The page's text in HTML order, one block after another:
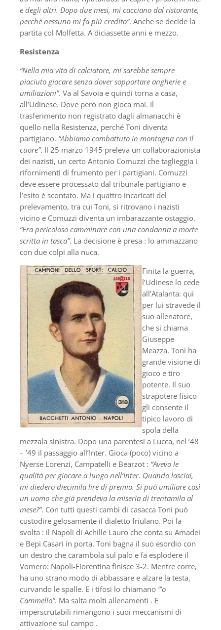
e degli altri. Dopo due mesi, mi cacciano dal ristorante,
perché nessuno mi fa più credito”. Anche se decide la
partita col Molfetta. A diciassette anni e mezzo.
Resistenza
“Nella mia vita di calciatore, mi sarebbe sempre
piaciuto giocare senza dover sopportare angherie e
umiliazioni”. Va al Savoia e quindi torna a casa,
all’Udinese. Dove però non gioca mai. Il
trasferimento non registrato dagli almanacchi è
quello nella Resistenza, perché Toni diventa
partigiano. “Abbiamo combattuto in montagna con il
cuore”. Il 25 marzo 1945 preleva un collaborazionista
dei nazisti, un certo Antonio Comuzzi che taglieggia i
rifornimenti di frumento per i partigiani. Comuzzi
deve essere processato dal tribunale partigiano e
l’esito è scontato. Ma i quattro incaricati del
prelevamento, tra cui Toni, si ritrovano i nazisti
vicino e Comuzzi diventa un imbarazzante ostaggio.
“Era pericoloso camminare con una condanna a morte
scritta in tasca”. La decisione è presa : lo ammazzano
con due colpi alla nuca.
Finita la guerra,
l’Udinese lo cede
all’Atalanta: qui
per lui stravede il
suo allenatore,
che si chiama
Giuseppe
Meazza. Toni ha
grande visione di
gioco e tiro
potente. Il suo
strapotere fisico
gli consente il
tipico lavoro di
spola della
mezzala sinistra. Dopo una parentesi a Lucca, nel ’48
– ’49 il passaggio all’Inter. Gioca (poco) vicino a
Nyerse Lorenzi, Campatelli e Bearzot : “Avevo le
qualità per giocare a lungo nell’Inter. Quando lasciai,
mi diedero diecimila lire di premio. Si può umiliare così
un uomo che già prendeva la miseria di trentamila al
mese?”. Con tutti questi cambi di casacca Toni può
custodire gelosamente il dialetto friulano. Poi la
svolta : il Napoli di Achille Lauro che conta su Amadei
e Bepi Casari in porta. Toni bagna il suo esordio con
un destro che carambola sul palo e fa esplodere il
Vomero: Napoli-Fiorentina finisce 3-2. Mentre corre,
ha uno strano modo di abbassare e alzare la testa,
curvando le spalle. E i tifosi lo chiamano “’o
Cammello”. Ma salta molti allenamenti . E
imperscrutabili rimangono i suoi meccanismi di
attivazione sul campo .